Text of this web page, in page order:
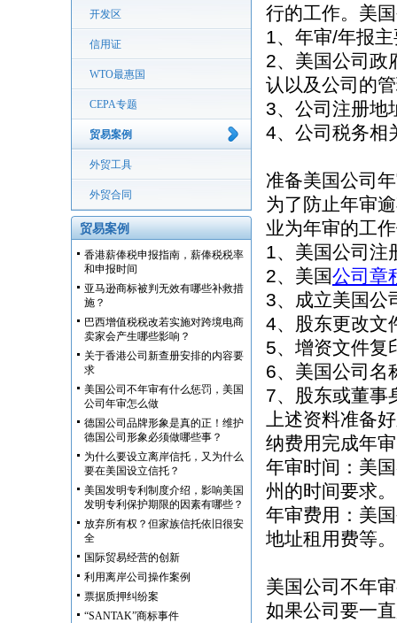
开发区
信用证
WTO最惠国
CEPA专题
贸易案例
外贸工具
外贸合同
贸易案例
香港薪俸税申报指南，薪俸税税率
和申报时间
亚马逊商标被判无效有哪些补救措
施？
巴西增值税税改若实施对跨境电商
卖家会产生哪些影响？
关于香港公司新查册安排的内容要
求
美国公司不年审有什么惩罚，美国
公司年审怎么做
德国公司品牌形象是真的正！维护
德国公司形象必须做哪些事？
为什么要设立离岸信托，又为什么
要在美国设立信托？
美国发明专利制度介绍，影响美国
发明专利保护期限的因素有哪些？
放弃所有权？但家族信托依旧很安
全
国际贸易经营的创新
利用离岸公司操作案例
票据质押纠纷案
“SANTAK”商标事件
行的工作。美
1、年审/年报
2、美国公司政
认以及公司的
3、公司注册地
4、公司税务相
准备美国公司
为了防止年审
业为年审的工
1、美国公司注
2、美国公司章
3、成立美国公
4、股东更改文
5、增资文件复
6、美国公司名
7、股东或董事
上述资料准备
纳费用完成年
年审时间：美
州的时间要求。
年审费用：美
地址租用费等。
美国公司不年
如果公司要一